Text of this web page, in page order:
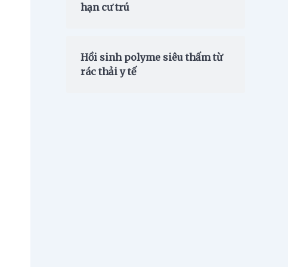
hạn cư trú
Hồi sinh polyme siêu thấm từ
rác thải y tế